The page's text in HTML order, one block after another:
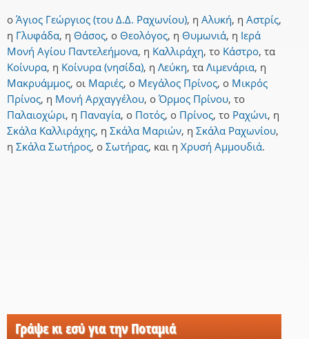
ο Άγιος Γεώργιος (του Δ.Δ. Ραχωνίου), η Αλυκή, η Αστρίς,
η Γλυφάδα, η Θάσος, ο Θεολόγος, η Θυμωνιά, η Ιερά
Μονή Αγίου Παντελεήμονα, η Καλλιράχη, το Κάστρο, τα
Κοίνυρα, η Κοίνυρα (νησίδα), η Λεύκη, τα Λιμενάρια, η
Μακρυάμμος, οι Μαριές, ο Μεγάλος Πρίνος, ο Μικρός
Πρίνος, η Μονή Αρχαγγέλου, ο Όρμος Πρίνου, το
Παλαιοχώρι, η Παναγία, ο Ποτός, ο Πρίνος, το Ραχώνι, η
Σκάλα Καλλιράχης, η Σκάλα Μαριών, η Σκάλα Ραχωνίου,
η Σκάλα Σωτήρος, ο Σωτήρας, και η Χρυσή Αμμουδιά.
Γράψε κι εσύ για την Ποταμιά